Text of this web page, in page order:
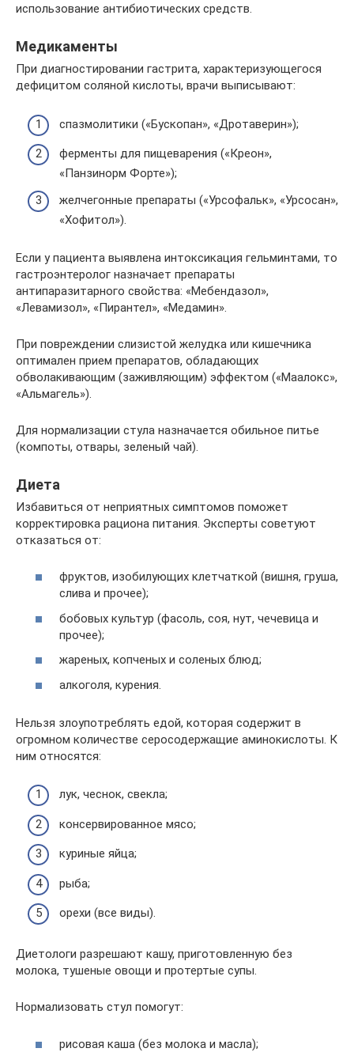
использование антибиотических средств.
Медикаменты
При диагностировании гастрита, характеризующегося
дефицитом соляной кислоты, врачи выписывают:
спазмолитики («Бускопан», «Дротаверин»);
ферменты для пищеварения («Креон»,
«Панзинорм Форте»);
желчегонные препараты («Урсофальк», «Урсосан»,
«Хофитол»).
Если у пациента выявлена интоксикация гельминтами, то
гастроэнтеролог назначает препараты
антипаразитарного свойства: «Мебендазол»,
«Левамизол», «Пирантел», «Медамин».
При повреждении слизистой желудка или кишечника
оптимален прием препаратов, обладающих
обволакивающим (заживляющим) эффектом («Маалокс»,
«Альмагель»).
Для нормализации стула назначается обильное питье
(компоты, отвары, зеленый чай).
Диета
Избавиться от неприятных симптомов поможет
корректировка рациона питания. Эксперты советуют
отказаться от:
фруктов, изобилующих клетчаткой (вишня, груша,
слива и прочее);
бобовых культур (фасоль, соя, нут, чечевица и
прочее);
жареных, копченых и соленых блюд;
алкоголя, курения.
Нельзя злоупотреблять едой, которая содержит в
огромном количестве серосодержащие аминокислоты. К
ним относятся:
лук, чеснок, свекла;
консервированное мясо;
куриные яйца;
рыба;
орехи (все виды).
Диетологи разрешают кашу, приготовленную без
молока, тушеные овощи и протертые супы.
Нормализовать стул помогут:
рисовая каша (без молока и масла);